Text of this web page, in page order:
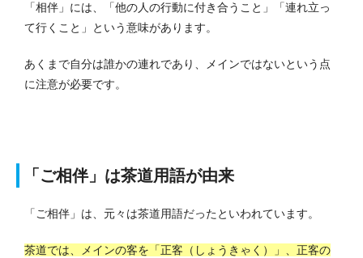
「相伴」には、「他の人の行動に付き合うこと」「連れ立っ
て行くこと」という意味があります。
あくまで自分は誰かの連れであり、メインではないという点
に注意が必要です。
「ご相伴」は茶道用語が由来
「ご相伴」は、元々は茶道用語だったといわれています。
茶道では、メインの客を「正客（しょうきゃく）」、正客の